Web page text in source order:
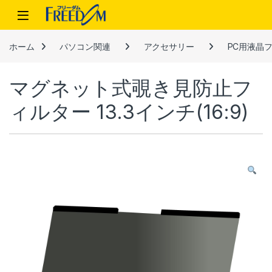
Skip to navigation
Skip to content
ホーム パソコン関連 アクセサリー PC用液晶
マグネット式覗き見防止フ
ィルター 13.3インチ(16:9)